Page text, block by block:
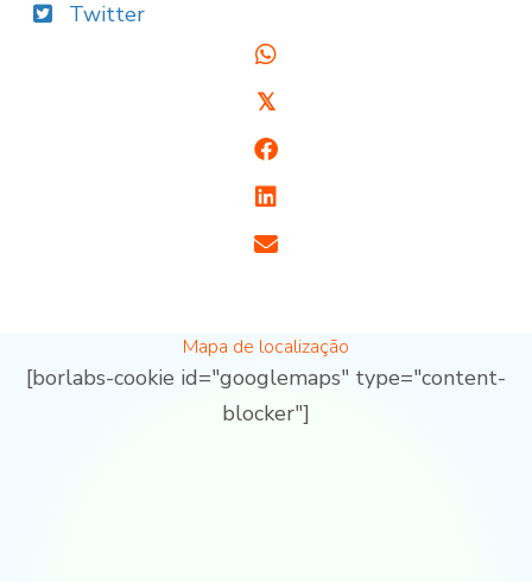
Twitter
𝕏
Mapa de localização
[borlabs-cookie id="googlemaps" type="content-
blocker"]